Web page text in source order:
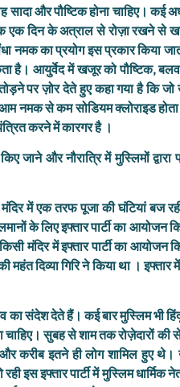
और पौष्टिक होना चाहिए। कई
एक दिन के अत्राल से रोज़ा रखने से
नमक का प्रयोग इस प्रकार किया
है। आयुर्वेद में खजूर को पौष्टिक,
पर ज़ोर देते हुए कहा गया है कि
नमक से कम सोडियम क्लोराइड
करने में कारगर है ।
जाने और नौरात्रि में मुस्लिमों
मंदिर में एक तरफ पूजा की घंटियां
के लिए इफ्तार पार्टी का आयोजन
मंदिर में इफ्तार पार्टी का आयोजन
दिव्या गिरि ने किया था ।
का संदेश देते हैं। कई बार मुस्लिम भी
चाहिए। सुबह से शाम तक रोज़ेदारों
करीब इतने ही लोग शामिल हुए
इस इफ्तार पार्टी में मुस्लिम